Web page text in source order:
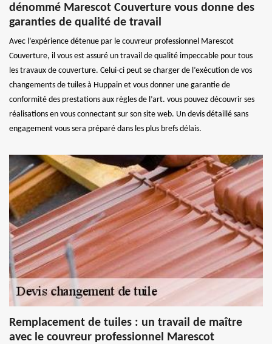
dénommé Marescot Couverture vous donne des
garanties de qualité de travail
Avec l’expérience détenue par le couvreur professionnel Marescot
Couverture, il vous est assuré un travail de qualité impeccable pour tous
les travaux de couverture. Celui-ci peut se charger de l’exécution de vos
changements de tuiles à Huppain et vous donner une garantie de
conformité des prestations aux règles de l’art. vous pouvez découvrir ses
réalisations en vous connectant sur son site web. Un devis détaillé sans
engagement vous sera préparé dans les plus brefs délais.
Remplacement de tuiles : un travail de maître
avec le couvreur professionnel Marescot